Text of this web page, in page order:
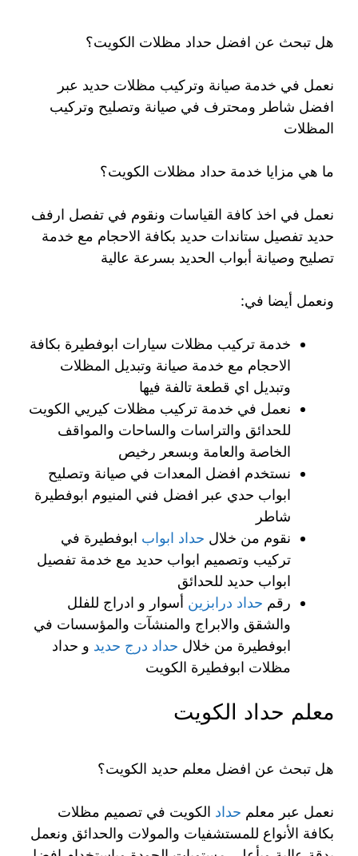
هل تبحث عن افضل حداد مظلات الكويت؟
نعمل في خدمة صيانة وتركيب مظلات حديد عبر
افضل شاطر ومحترف في صيانة وتصليح وتركيب
المظلات
ما هي مزايا خدمة حداد مظلات الكويت؟
نعمل في اخذ كافة القياسات ونقوم في تفصل ارفف
حديد تفصيل ستاندات حديد بكافة الاحجام مع خدمة
تصليح وصيانة أبواب الحديد بسرعة عالية
ونعمل أيضا في:
خدمة تركيب مظلات سيارات ابوفطيرة بكافة
الاحجام مع خدمة صيانة وتبديل المظلات
وتبديل اي قطعة تالفة فيها
نعمل في خدمة تركيب مظلات كيريي الكويت
للحدائق والتراسات والساحات والمواقف
الخاصة والعامة وبسعر رخيص
نستخدم افضل المعدات في صيانة وتصليح
ابواب حدي عبر افضل فني المنيوم ابوفطيرة
شاطر
نقوم من خلال حداد ابواب ابوفطيرة في
تركيب وتصميم ابواب حديد مع خدمة تفصيل
ابواب حديد للحدائق
رقم حداد درابزين أسوار و ادراج للفلل
والشقق والابراج والمنشآت والمؤسسات في
ابوفطيرة من خلال حداد درج حديد و حداد
مظلات ابوفطيرة الكويت
معلم حداد الكويت
هل تبحث عن افضل معلم حديد الكويت؟
نعمل عبر معلم حداد الكويت في تصميم مظلات
بكافة الأنواع للمستشفيات والمولات والحدائق ونعمل